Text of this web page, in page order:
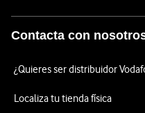
Contacta con
¿Quieres ser distribuidor
Localiza tu tienda física